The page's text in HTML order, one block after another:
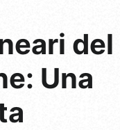
del
Una